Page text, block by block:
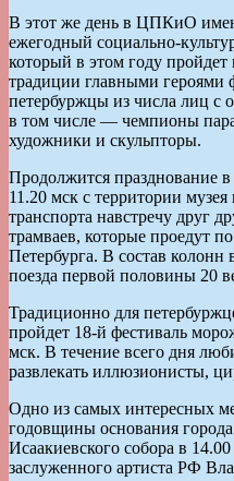
В этот же день в ЦПКиО
ежегодный социально-
который в этом году
традиции главными героями
петербуржцы из числа лиц с
в том числе — чемпионы
художники и скульпторы.
Продолжится празднование
11.20 мск с территории музея
транспорта навстречу друг
трамваев, которые проедут
Петербурга. В состав
поезда первой половины 20
Традиционно для
пройдет 18-й фестиваль
мск. В течение всего дня
развлекать иллюзионисты,
Одно из самых интересных
годовщины основания
Исаакиевского собора в
заслуженного артиста РФ